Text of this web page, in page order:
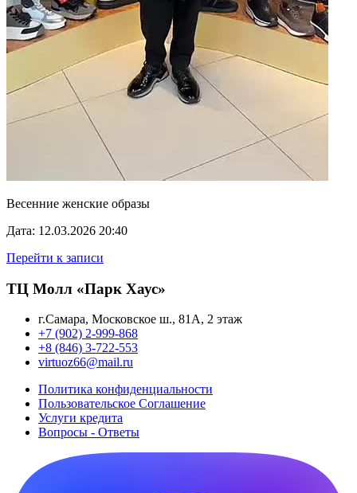
Весенние женские образы
Дата: 12.03.2026 20:40
Перейти к записи
ТЦ Молл «Парк Хаус»
г.Самара, Московское ш., 81А, 2 этаж
+7 (902) 2-999-868
+8 (846) 3-722-553
virtuoz66@mail.ru
Политика конфиденциальности
Пользовательское Cоглашение
Услуги кредита
Вопросы - Ответы